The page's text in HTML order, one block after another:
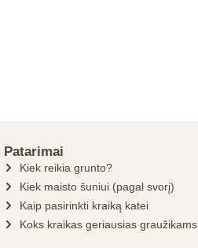
Patarimai
Kiek reikia grunto?
Kiek maisto šuniui (pagal svorį)
Kaip pasirinkti kraiką katei
Koks kraikas geriausias graužikams